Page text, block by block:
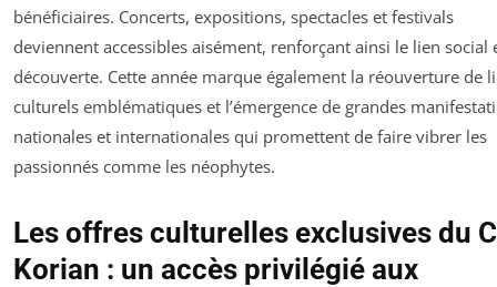
bénéficiaires. Concerts, expositions, spectacles et festivals
deviennent accessibles aisément, renforçant ainsi le lien social
découverte. Cette année marque également la réouverture de
culturels emblématiques et l’émergence de grandes
nationales et internationales qui promettent de faire vibrer les
passionnés comme les néophytes.
Les offres culturelles exclusives du
Korian : un accès privilégié aux